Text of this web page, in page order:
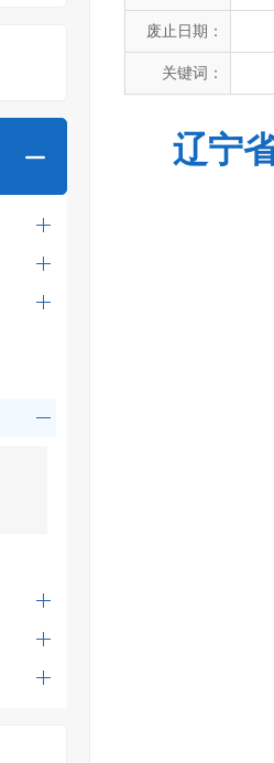
废止日期：
关键词：
辽宁